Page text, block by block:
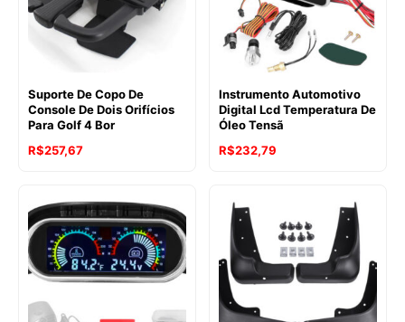
Suporte De Copo De
Console De Dois Orifícios
Para Golf 4 Bor
R$257,67
Instrumento Automotivo
Digital Lcd Temperatura De
Óleo Tensã
R$232,79